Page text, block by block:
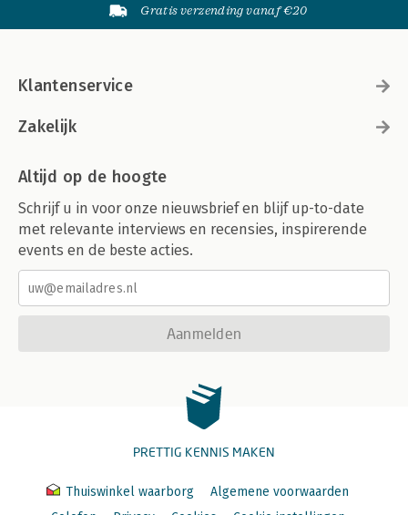
Gratis verzending vanaf €20
Klantenservice
Zakelijk
Altijd op de hoogte
Schrijf u in voor onze nieuwsbrief en blijf up-to-date
met relevante interviews en recensies, inspirerende
events en de beste acties.
Aanmelden
PRETTIG KENNIS MAKEN
Thuiswinkel waarborg
Algemene voorwaarden